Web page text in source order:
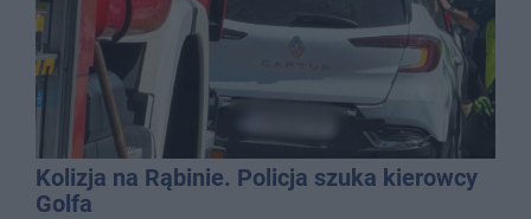
Kolizja na Rąbinie. Policja szuka kierowcy
Golfa